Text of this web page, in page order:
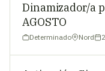
Dinamizador/a
AGOSTO
Determinado Nord